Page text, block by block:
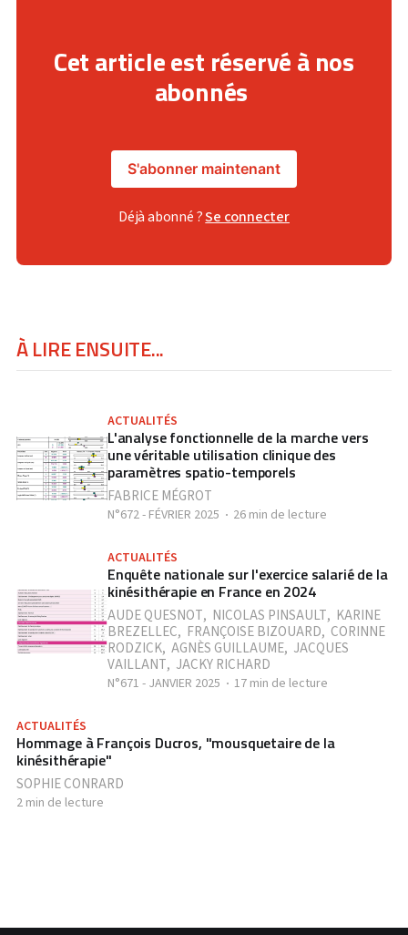
Cet article est réservé à nos
abonnés
S'abonner maintenant
Déjà abonné ?Se connecter
À LIRE ENSUITE...
ACTUALITÉS
L'analyse fonctionnelle de la marche vers
une véritable utilisation clinique des
paramètres spatio-temporels
FABRICE MÉGROT
N°672 - FÉVRIER 2025 26 min de lecture
ACTUALITÉS
Enquête nationale sur l'exercice salarié de la
kinésithérapie en France en 2024
AUDE QUESNOT, NICOLAS PINSAULT, KARINE
BREZELLEC, FRANÇOISE BIZOUARD, CORINNE
RODZICK, AGNÈS GUILLAUME, JACQUES
VAILLANT, JACKY RICHARD
N°671 - JANVIER 2025 17 min de lecture
ACTUALITÉS
Hommage à François Ducros, "mousquetaire de la
kinésithérapie"
SOPHIE CONRARD
2 min de lecture